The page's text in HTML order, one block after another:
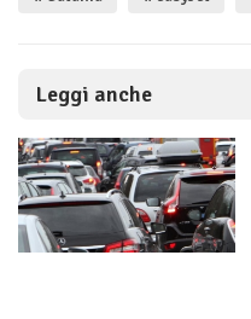
Leggi anche